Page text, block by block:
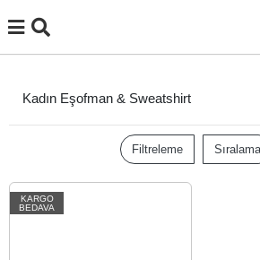
Kadın Eşofman & Sweatshirt
Filtreleme Sıralama
KARGO
BEDAVA